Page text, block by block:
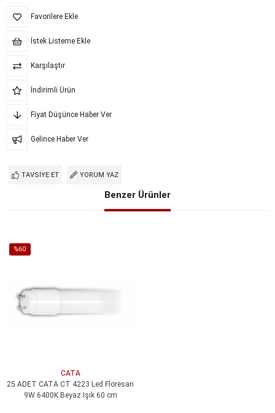
Favorilere Ekle
İstek Listeme Ekle
Karşılaştır
İndirimli Ürün
Fiyat Düşünce Haber Ver
Gelince Haber Ver
TAVSIYE ET YORUM YAZ
Benzer Ürünler
%60
CATA
25 ADET CATA CT 4223 Led Floresan
9W 6400K Beyaz Işık 60 cm